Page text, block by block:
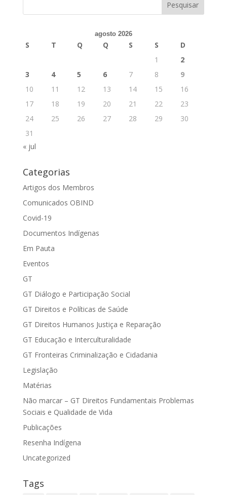
agosto 2026
S T Q Q S S
D
1
2
3
4 5 6 7 8
9
10
11 12 13 14 15
16
17
18 19 20 21 22
23
24
25 26 27 28 29
30
31
« jul
Categorias
Artigos dos Membros
Comunicados OBIND
Covid-19
Documentos Indígenas
Em Pauta
Eventos
GT
GT Diálogo e Participação Social
GT Direitos e Políticas de Saúde
GT Direitos Humanos Justiça e Reparação
GT Educação e Interculturalidade
GT Fronteiras Criminalização e Cidadania
Legislação
Matérias
Não marcar – GT Direitos Fundamentais Problemas
Sociais e Qualidade de Vida
Publicações
Resenha Indígena
Uncategorized
Tags